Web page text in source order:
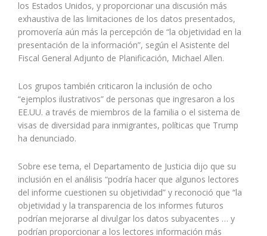
los Estados Unidos, y proporcionar una discusión más
exhaustiva de las limitaciones de los datos presentados,
promovería aún más la percepción de “la objetividad en la
presentación de la información”, según el Asistente del
Fiscal General Adjunto de Planificación, Michael Allen.
Los grupos también criticaron la inclusión de ocho
“ejemplos ilustrativos” de personas que ingresaron a los
EE.UU. a través de miembros de la familia o el sistema de
visas de diversidad para inmigrantes, políticas que Trump
ha denunciado.
Sobre ese tema, el Departamento de Justicia dijo que su
inclusión en el análisis “podría hacer que algunos lectores
del informe cuestionen su objetividad” y reconoció que “la
objetividad y la transparencia de los informes futuros
podrían mejorarse al divulgar los datos subyacentes … y
podrían proporcionar a los lectores información más